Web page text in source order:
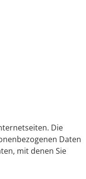
Die
Daten
mit denen Sie